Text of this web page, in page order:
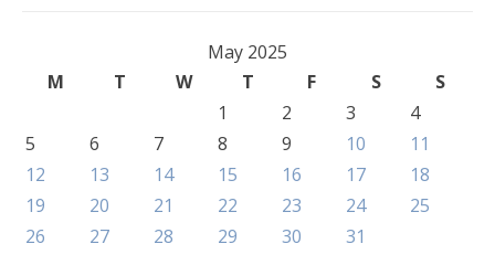
May 2025
M
T W T F S
S
1
2 3
4
5
6 7 8 9 10
11
12
13 14 15 16 17
18
19
20 21 22 23 24
25
26
27 28 29 30 31